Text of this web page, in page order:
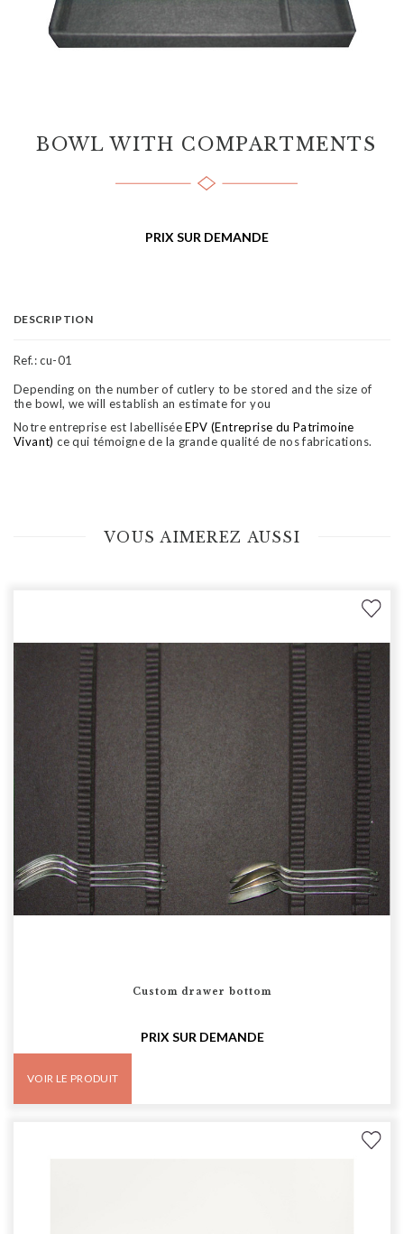
BOWL WITH COMPARTMENTS
PRIX SUR DEMANDE
DESCRIPTION
Ref.:cu-01
Depending on the number of cutlery to be stored and the size of
the bowl, we will establish an estimate for you
Notre entreprise est labelliséeEPV (Entreprise du Patrimoine
Vivant) ce qui témoigne de la grande qualité de nos fabrications.
VOUS AIMEREZ AUSSI
Custom drawer bottom
PRIX SUR DEMANDE
VOIR LE PRODUIT